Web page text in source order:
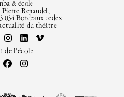
& école
Pierre Renaudel,
034 Bordeaux cedex
du théâtre
de l'école